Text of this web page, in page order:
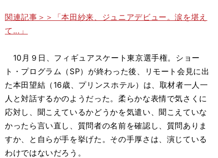
関連記事＞＞「本田紗来、ジュニアデビュー。涙を堪え
て...」
10月９日、フィギュアスケート東京選手権。ショー
ト・プログラム（SP）が終わった後、リモート会見に出
た本田望結（16歳、プリンスホテル）は、取材者一人一
人と対話するかのようだった。柔らかな表情で気さくに
応対し、聞こえているかどうかを気遣い、聞こえていな
かったら言い直し、質問者の名前を確認し、質問ありま
すか、と自らが手を挙げた。その手厚さは、演じている
わけではないだろう。